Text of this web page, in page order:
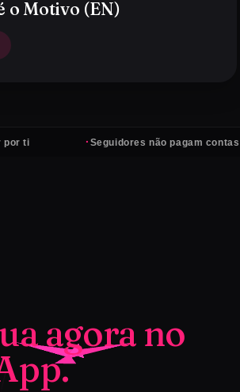
o Motivo (EN)
Seguidores não pagam contas —
agora no